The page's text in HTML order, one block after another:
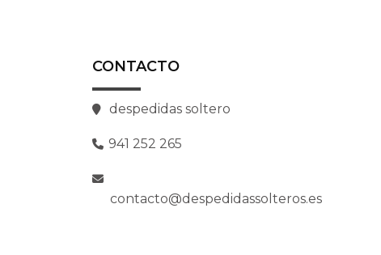
CONTACTO
despedidas soltero
941 252 265
contacto@despedidassolteros.es